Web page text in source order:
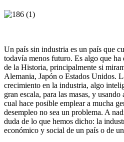
Un país sin industria es un país que
todavía menos futuro. Es algo que
de la Historia, principalmente si
Alemania, Japón o Estados Unidos.
crecimiento en la industria, algo
gran escala, para las masas, y
cual hace posible emplear a mucha
desempleo no sea un problema. A
duda de lo que hemos dicho: la
económico y social de un país o de